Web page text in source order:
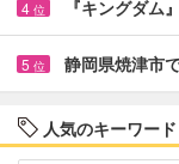
4 位 『キングダ
5 位 静岡県焼津市
人気のキーワード